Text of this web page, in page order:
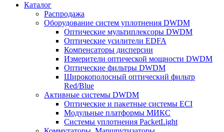
Каталог
Распродажа
Оборудование систем уплотнения DWDM
Оптические мультиплексоры DWDM
Оптические усилители EDFA
Компенсаторы дисперсии
Измерители оптической мощности DWDM
Оптические фильтры DWDM
Широкополосный оптический фильтр
Red/Blue
Активные системы DWDM
Оптические и пакетные системы ECI
Модульные платформы МИКС
Системы уплотнения PacketLight